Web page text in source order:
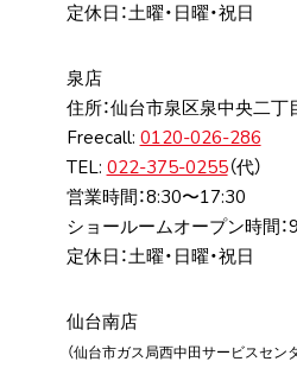
定休日：土曜・日曜・祝日
泉店
住所：仙台市泉区泉中央⼆
Freecall: 0120-026-286
TEL: 022-375-0255（代）
営業時間：8:30〜17:30
ショールームオープン時間
定休日：土曜・日曜・祝日
仙台南店
（仙台市ガス局⻄中⽥サービスセン